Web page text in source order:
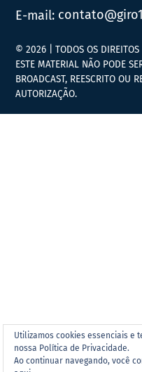
E-mail:
Utilizamos cookies essenciais e
nossa Política de Privacidade.
Ao continuar navegando, você
© 2026 | TODOS OS DIREITOS
ESTE MATERIAL NÃO PODE
BROADCAST, REESCRITO OU
AUTORIZAÇÃO.